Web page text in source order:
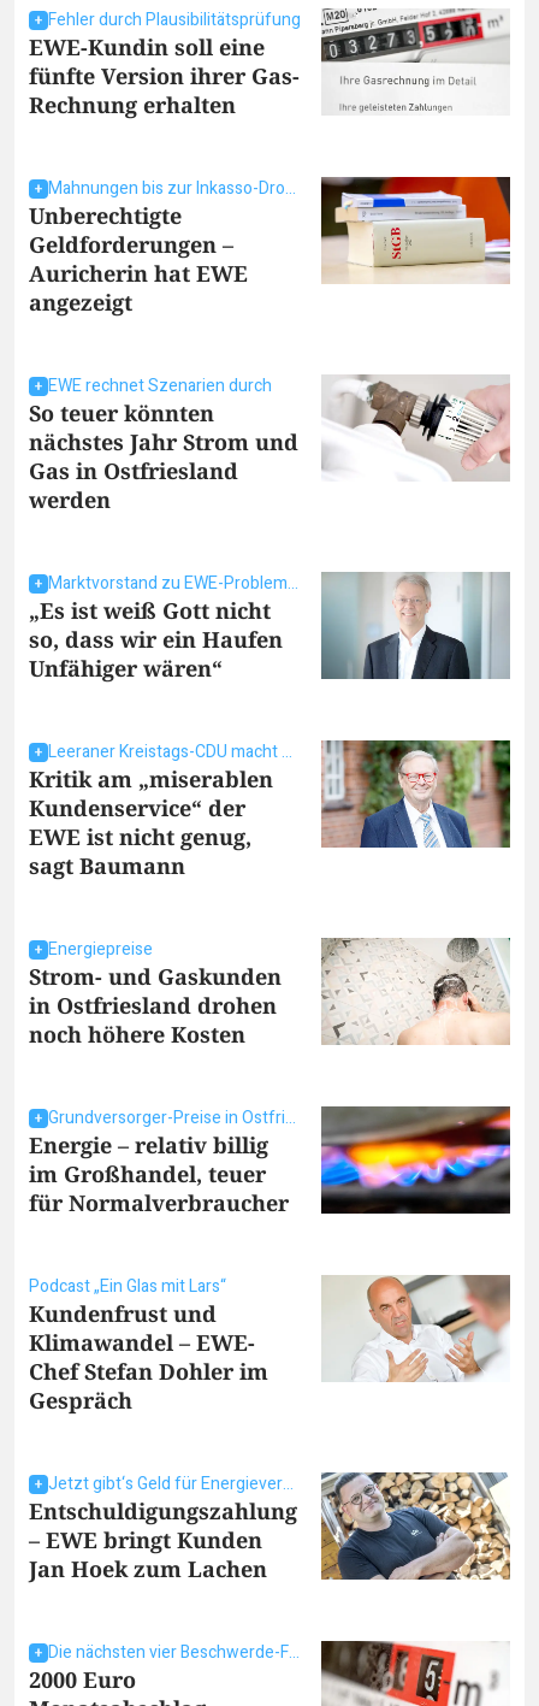
Fehler durch Plausibilitätsprüfung
EWE-Kundin soll eine
fünfte Version ihrer Gas-
Rechnung erhalten
Mahnungen bis zur Inkasso-Drohung
Unberechtigte
Geldforderungen –
Auricherin hat EWE
angezeigt
EWE rechnet Szenarien durch
So teuer könnten
nächstes Jahr Strom und
Gas in Ostfriesland
werden
Marktvorstand zu EWE-Problemen
„Es ist weiß Gott nicht
so, dass wir ein Haufen
Unfähiger wären“
Leeraner Kreistags-CDU macht Druck
Kritik am „miserablen
Kundenservice“ der
EWE ist nicht genug,
sagt Baumann
Energiepreise
Strom- und Gaskunden
in Ostfriesland drohen
noch höhere Kosten
Grundversorger-Preise in Ostfriesland
Energie – relativ billig
im Großhandel, teuer
für Normalverbraucher
Podcast „Ein Glas mit Lars“
Kundenfrust und
Klimawandel – EWE-
Chef Stefan Dohler im
Gespräch
Jetzt gibt‘s Geld für Energieverbraucher
Entschuldigungszahlung
– EWE bringt Kunden
Jan Hoek zum Lachen
Die nächsten vier Beschwerde-Fälle
2000 Euro